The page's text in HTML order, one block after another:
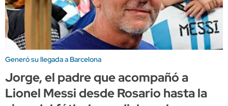
Generó su llegada a Barcelona
Jorge, el padre que acompañó a
Lionel Messi desde Rosario hasta la